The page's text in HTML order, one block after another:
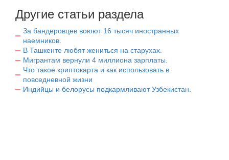
Другие статьи раздела
За бандеровцев воюют 16 тысяч иностранных
наемников.
В Ташкенте любят жениться на старухах.
Мигрантам вернули 4 миллиона зарплаты.
Что такое криптокарта и как использовать в
повседневной жизни
Индийцы и белорусы подкармливают Узбекистан.